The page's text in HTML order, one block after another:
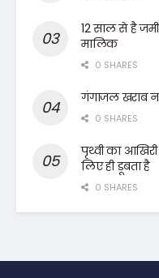
12 साल से है
मालिक
0 SHARES
गंगाजल खराब
0 SHARES
पृथ्वी का
लिए ही डूबता है
0 SHARES